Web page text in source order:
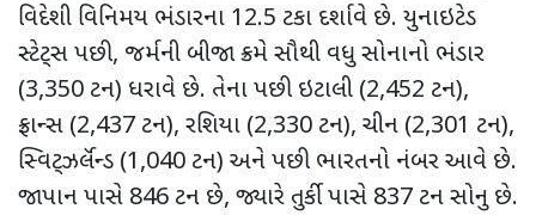
વિદેશી વિનિમય ભંડારના 12.5 ટકા દર્શાવે છે. યુનાઇટેડ
સ્ટેટ્સ પછી, જર્મની બીજા ક્રમે સૌથી વધુ સોનાનો ભંડાર
(3,350 ટન) ધરાવે છે. તેના પછી ઇટાલી (2,452 ટન),
ફ્રાન્સ (2,437 ટન), રશિયા (2,330 ટન), ચીન (2,301 ટન),
સ્વિટ્ઝર્લૅન્ડ (1,040 ટન) અને પછી ભારતનો નંબર આવે છે.
જાપાન પાસે 846 ટન છે, જ્યારે તુર્કી પાસે 837 ટન સોનુ છે.